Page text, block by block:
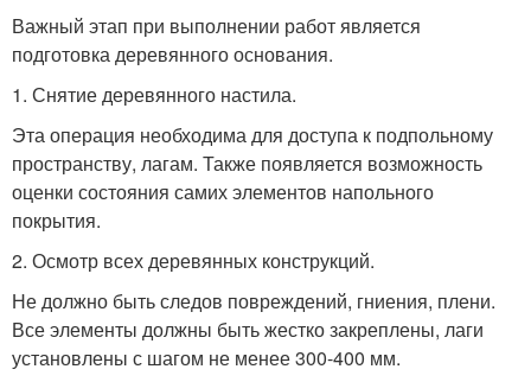
Важный этап при выполнении работ является
подготовка деревянного основания.
1. Снятие деревянного настила.
Эта операция необходима для доступа к подпольному
пространству, лагам. Также появляется возможность
оценки состояния самих элементов напольного
покрытия.
2. Осмотр всех деревянных конструкций.
Не должно быть следов повреждений, гниения, плени.
Все элементы должны быть жестко закреплены, лаги
установлены с шагом не менее 300-400 мм.